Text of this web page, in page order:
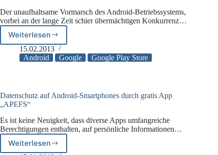
Der unaufhaltsame Vormarsch des Android-Betriebssystems,
vorbei an der lange Zeit schier übermächtigen Konkurrenz…
Weiterlesen
Google
Play
Store
Entwickler
15.02.2013
Android
Google Google Play Store
Datenschutz auf Android-Smartphones durch gratis App
„APEFS“
Es ist keine Neuigkeit, dass diverse Apps umfangreiche
Berechtigungen enthalten, auf persönliche Informationen…
WeiterlesenDatenschutz